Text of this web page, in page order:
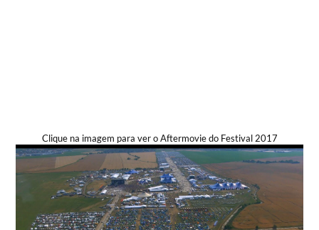
Clique na imagem para ver o Aftermovie do Festival 2017